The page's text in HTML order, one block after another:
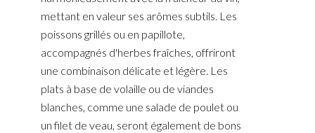
mettant en valeur ses arômes subtils. Les
poissons grillés ou en papillote,
accompagnés d'herbes fraîches, offriront
une combinaison délicate et légère. Les
plats à base de volaille ou de viandes
blanches, comme une salade de poulet ou
un filet de veau, seront également de bons